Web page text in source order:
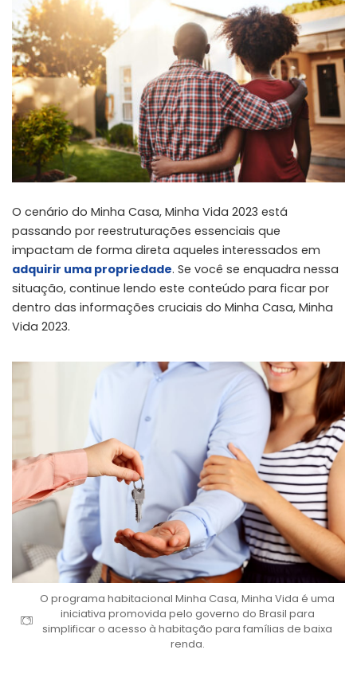
O cenário do Minha Casa, Minha Vida 2023 está
passando por reestruturações essenciais que
impactam de forma direta aqueles interessados em
adquirir uma propriedade. Se você se enquadra nessa
situação, continue lendo este conteúdo para ficar por
dentro das informações cruciais do Minha Casa, Minha
Vida 2023.
O programa habitacional Minha Casa, Minha Vida é uma
iniciativa promovida pelo governo do Brasil para
simplificar o acesso à habitação para famílias de baixa
renda.